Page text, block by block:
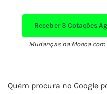
Receber3 Cotações
Mudanças na Mooca
Quem procura no Google